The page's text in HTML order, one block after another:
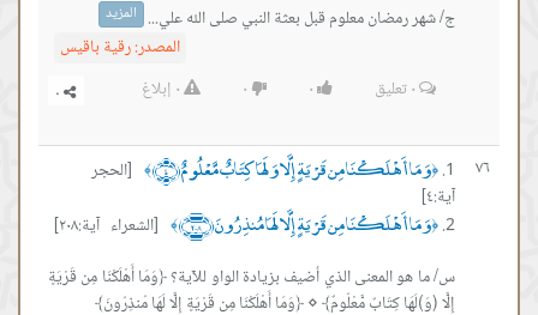
ج/ شهر رمضان معلوم قبل بعثة النبي صلى الله علي... المزيد
المصدر:رقية باقيس
٠تعليق ٠ ٠ ٠ إبلاغ
٧٦ ﴿وَمَا أَهْلَكْنَا مِن قَرْيَةٍ إِلَّا وَلَهَا كِتَابٌ مَّعْلُومٌ ﴿٤﴾ ﴾
[الحجر
آية:٤]
﴿وَمَا أَهْلَكْنَا مِن قَرْيَةٍ إِلَّا لَهَا مُنذِرُونَ ﴿٢٠٨﴾ ﴾
[الشعراء آية:٢٠٨]
س/ ما هو المعنى الذي أضيف بزيادة الواو للآية؟ ﴿وَمَا أَهْلَكْنَا مِن قَرْيَةٍ